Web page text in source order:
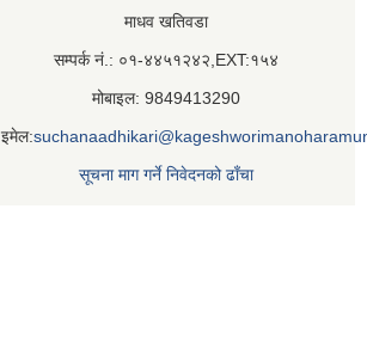
माधव खतिवडा
सम्पर्क नं.: ०१-४४५१२४२,EXT:१५४
मोबाइल: 9849413290
इमेल:
सूचना माग गर्ने निवेदनको ढाँचा